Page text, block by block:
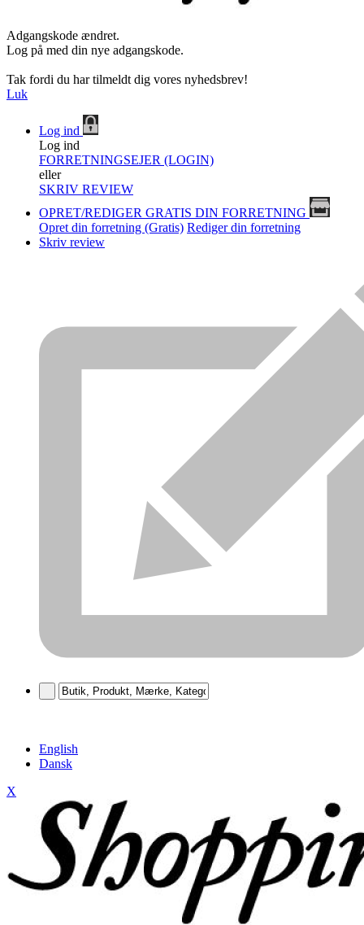
Adgangskode ændret.
Log på med din nye adgangskode.
Tak fordi du har tilmeldt dig vores nyhedsbrev!
Luk
Log ind
Log ind
FORRETNINGSEJER (LOGIN)
eller
SKRIV REVIEW
OPRET/REDIGER GRATIS DIN FORRETNING
Opret din forretning (Gratis) Rediger din forretning
Skriv review
English
Dansk
X